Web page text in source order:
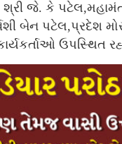
જે. કે
બેન પટેલ,પ્રદેશ
ઉપસ્થિત